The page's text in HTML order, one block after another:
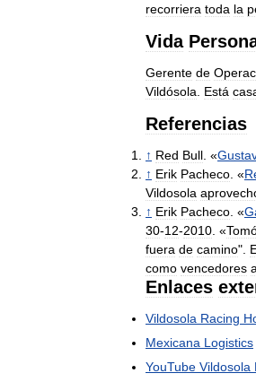
recorriera toda la
Vida
Gerente de
Vildósola
Está
Referencias
↑ Red Bull . «
↑ Erik Pacheco . «
Vildosola
↑ Erik Pacheco . «
30-12-2010 . «
fuera de camino".
como vencedores
Enlaces
Vildosola Racing
Mexicana Logistics
YouTube Vildosola